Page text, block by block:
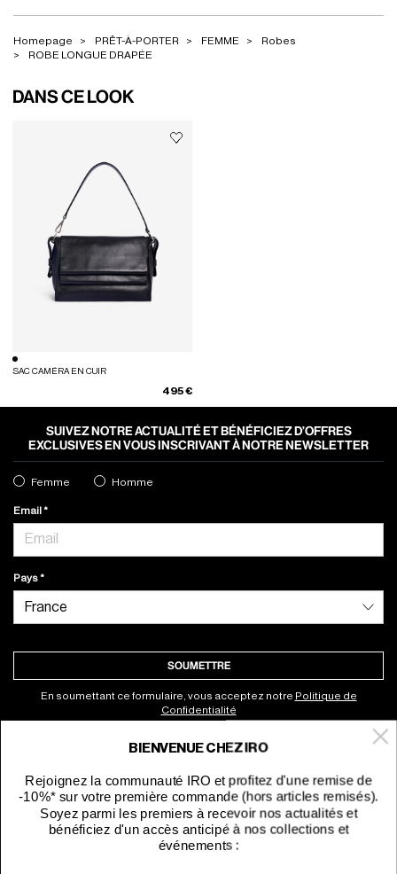
Homepage PRÊT-À-PORTER FEMME
Robes
ROBE LONGUE DRAPÉE
DANS CE LOOK
SAC CAMÉRA EN CUIR
495 €
SUIVEZ NOTRE ACTUALITÉ ET BÉNÉFICIEZ D’OFFRES
EXCLUSIVES EN VOUS INSCRIVANT À NOTRE NEWSLETTER
Femme Homme
Email
Pays
SOUMETTRE
En soumettant ce formulaire, vous acceptez notre Politique de
Confidentialité
Service clients
BIENVENUE CHEZ IRO
Rejoignez la communauté IRO et profitez d'une remise de
-10%* sur votre première commande (hors articles remisés).
Soyez parmi les premiers à recevoir nos actualités et
bénéficiez d'un accès anticipé à nos collections et
événements :